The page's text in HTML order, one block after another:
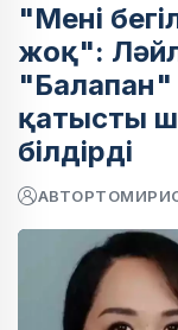
"Мені
жоқ":
"Балапан"
қатысты
білдірді
АВТОР